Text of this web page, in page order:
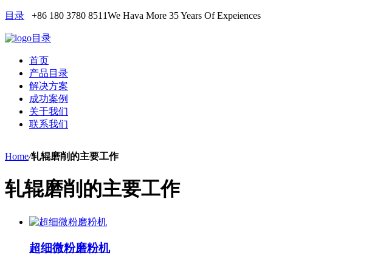
目录 +86 180 3780 8511We Hava More 35 Years Of Expeiences
目录
首页
产品目录
解决方案
成功案例
关于我们
联系我们
Home/轧辊磨削的主要工作
轧辊磨削的主要工作
超细微粉磨粉机